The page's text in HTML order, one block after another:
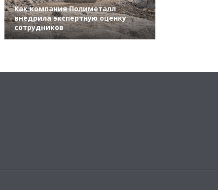
Как компания Полиметалл
внедрила экспертную оценку
сотрудников